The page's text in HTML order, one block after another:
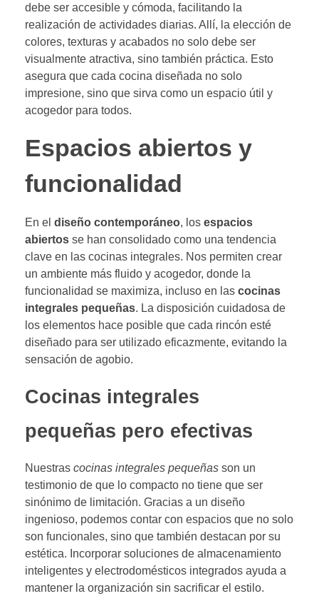
debe ser accesible y cómoda, facilitando la
realización de actividades diarias. Allí, la elección de
colores, texturas y acabados no solo debe ser
visualmente atractiva, sino también práctica. Esto
asegura que cada cocina diseñada no solo
impresione, sino que sirva como un espacio útil y
acogedor para todos.
Espacios abiertos y
funcionalidad
En el diseño contemporáneo, los espacios
abiertos se han consolidado como una tendencia
clave en las cocinas integrales. Nos permiten crear
un ambiente más fluido y acogedor, donde la
funcionalidad se maximiza, incluso en las cocinas
integrales pequeñas. La disposición cuidadosa de
los elementos hace posible que cada rincón esté
diseñado para ser utilizado eficazmente, evitando la
sensación de agobio.
Cocinas integrales
pequeñas pero efectivas
Nuestras cocinas integrales pequeñas son un
testimonio de que lo compacto no tiene que ser
sinónimo de limitación. Gracias a un diseño
ingenioso, podemos contar con espacios que no solo
son funcionales, sino que también destacan por su
estética. Incorporar soluciones de almacenamiento
inteligentes y electrodomésticos integrados ayuda a
mantener la organización sin sacrificar el estilo.